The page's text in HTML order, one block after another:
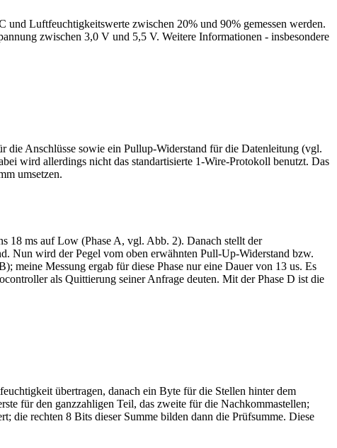
Luftfeuchtigkeitswerte zwischen 20% und 90% gemessen werden.
zwischen 3,0 V und 5,5 V. Weitere Informationen - insbesondere
die Anschlüsse sowie ein Pullup-Widerstand für die Datenleitung (vgl.
wird allerdings nicht das standartisierte 1-Wire-Protokoll benutzt. Das
umsetzen.
18 ms auf Low (Phase A, vgl. Abb. 2). Danach stellt der
Nun wird der Pegel vom oben erwähnten Pull-Up-Widerstand bzw.
Messung ergab für diese Phase nur eine Dauer von 13 us. Es
als Quittierung seiner Anfrage deuten. Mit der Phase D ist die
übertragen, danach ein Byte für die Stellen hinter dem
für den ganzzahligen Teil, das zweite für die Nachkommastellen;
die rechten 8 Bits dieser Summe bilden dann die Prüfsumme. Diese